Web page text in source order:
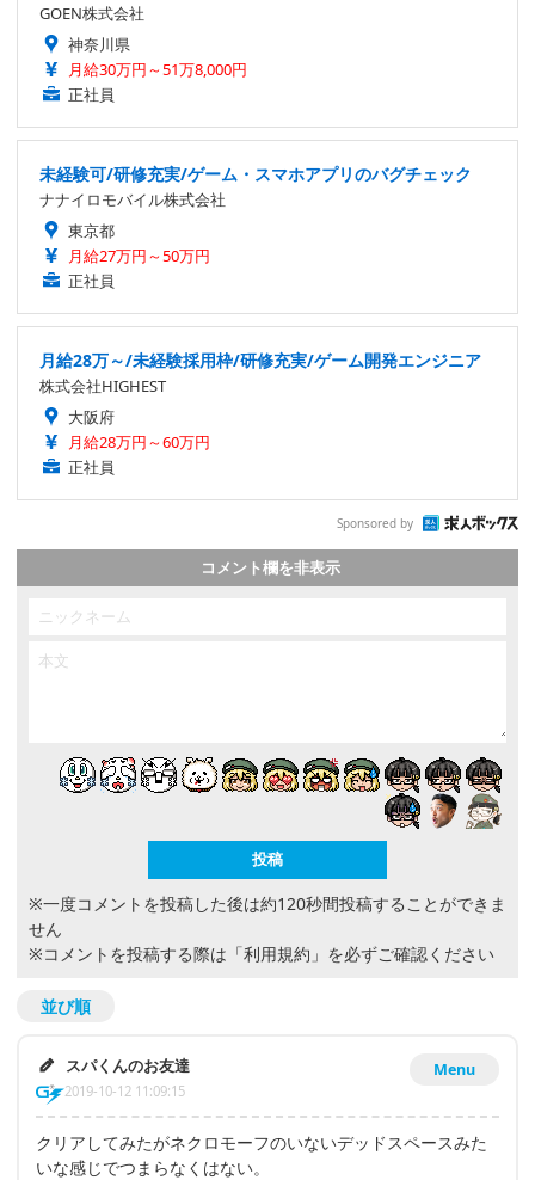
GOEN株式会社
神奈川県
月給30万円～51万8,000円
正社員
未経験可/研修充実/ゲーム・スマホアプリのバグチェック
ナナイロモバイル株式会社
東京都
月給27万円～50万円
正社員
月給28万～/未経験採用枠/研修充実/ゲーム開発エンジニア
株式会社HIGHEST
大阪府
月給28万円～60万円
正社員
Sponsored by
コメント欄を非表示
※一度コメントを投稿した後は約120秒間投稿することができま
せん
※コメントを投稿する際は 「利用規約」 を必ずご確認ください
並び順
Menu
スパくんのお友達
2019-10-12 11:09:15
クリアしてみたがネクロモーフのいないデッドスペースみた
いな感じでつまらなくはない。